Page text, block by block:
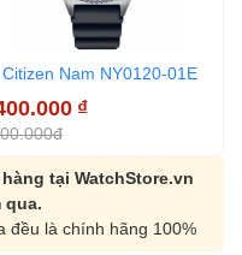
Citizen Nam NY0120-01E
₫
tại WatchStore.vn
qua.
đều là chính hãng 100%